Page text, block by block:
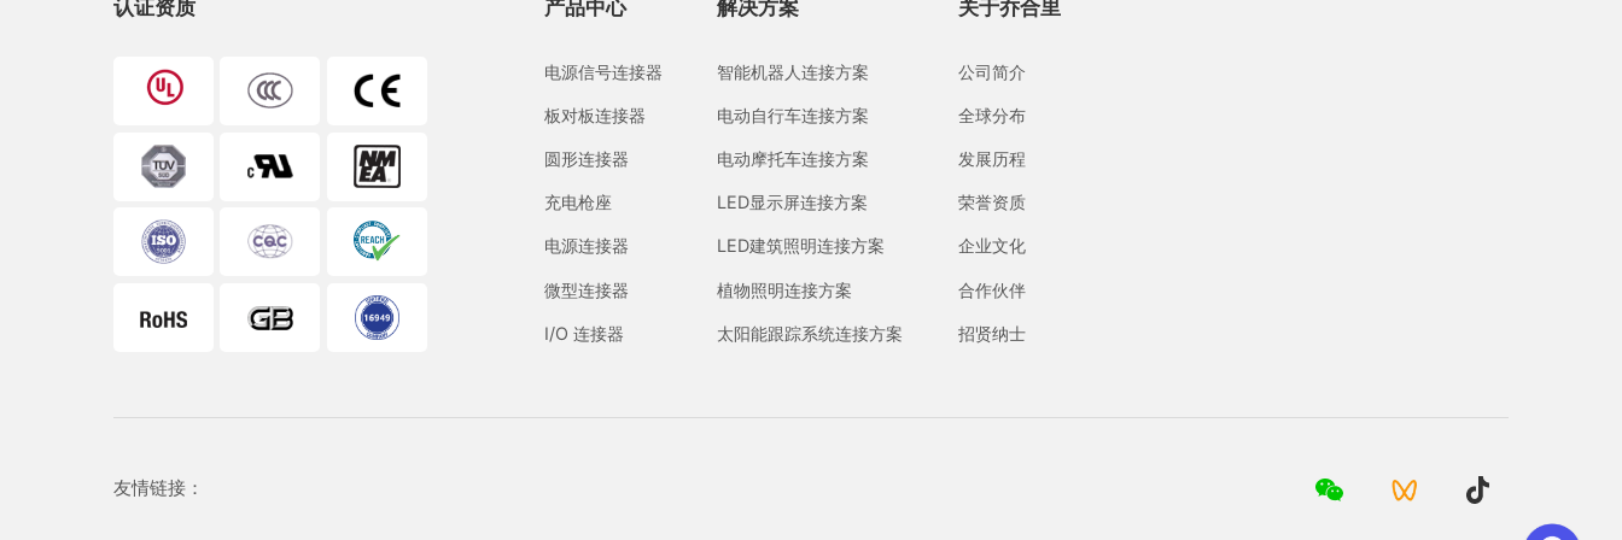
认证资质 产品中心
电源信号连接器
板对板连接器
圆形连接器
充电枪座
电源连接器
微型连接器
I/O 连接器
解决方案
智能机器人连接方案
电动自行车连接方案
电动摩托车连接方案
LED显示屏连接方案
LED建筑照明连接方案
植物照明连接方案
太阳能跟踪系统连接方案
关于乔合里
公司简介
全球分布
发展历程
荣誉资质
企业文化
合作伙伴
招贤纳士
友情链接：